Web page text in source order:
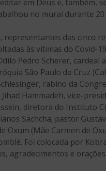
em Deus e, também,
no mural durante
representantes das cinco
às vítimas do Covid-
Pedro Scherer, cardeal
São Paulo da Cruz
rabino da
Hammadeh, vice-
diretora do Instituto
Sachcha; pastor
Oxum (Mãe Carmen de
Foi colocada por
agradecimentos e orações.